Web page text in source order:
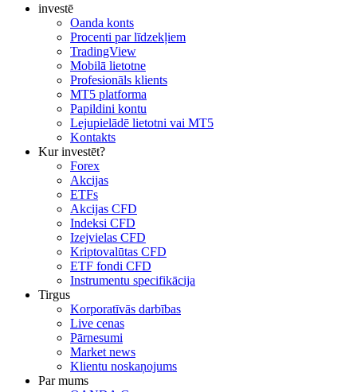
investē
Oanda konts
Procenti par līdzekļiem
TradingView
Mobilā lietotne
Profesionāls klients
MT5 platforma
Papildini kontu
Lejupielādē lietotni vai MT5
Kontakts
Kur investēt?
Forex
Akcijas
ETFs
Akcijas CFD
Indeksi CFD
Izejvielas CFD
Kriptovalūtas CFD
ETF fondi CFD
Instrumentu specifikācija
Tirgus
Korporatīvās darbības
Live cenas
Pārnesumi
Market news
Klientu noskaņojums
Par mums